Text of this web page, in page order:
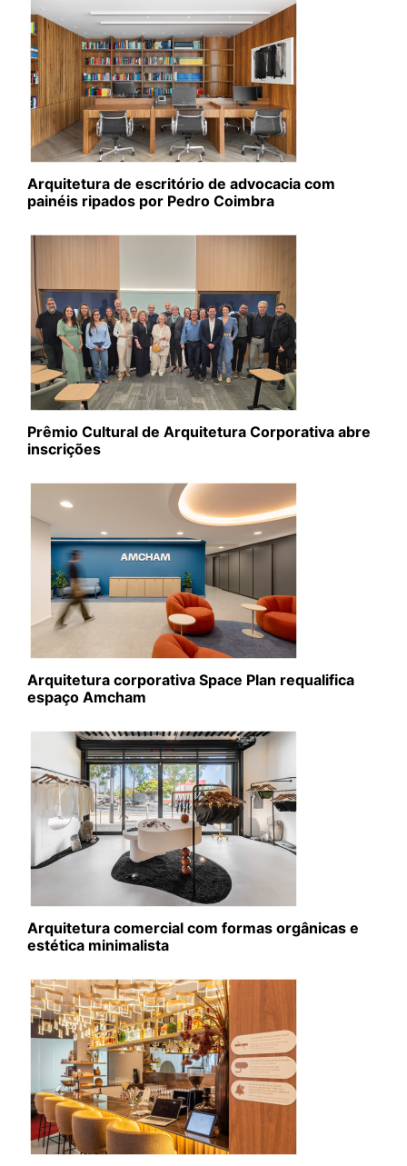
Arquitetura de escritório de advocacia com
painéis ripados por Pedro Coimbra
Prêmio Cultural de Arquitetura Corporativa abre
inscrições
Arquitetura corporativa Space Plan requalifica
espaço Amcham
Arquitetura comercial com formas orgânicas e
estética minimalista